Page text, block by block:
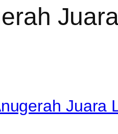
Juara